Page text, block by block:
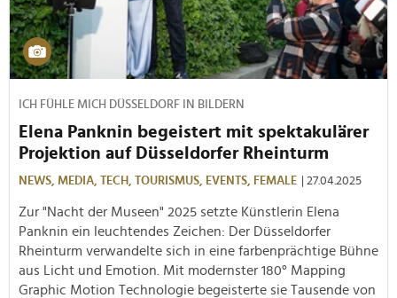
ICH FÜHLE MICH DÜSSELDORF IN BILDERN
Elena Panknin begeistert mit spektakulärer
Projektion auf Düsseldorfer Rheinturm
NEWS, MEDIA, TECH, TOURISMUS, EVENTS, FEMALE | 27.04.2025
Zur "Nacht der Museen" 2025 setzte Künstlerin Elena
Panknin ein leuchtendes Zeichen: Der Düsseldorfer
Rheinturm verwandelte sich in eine farbenprächtige Bühne
aus Licht und Emotion. Mit modernster 180° Mapping
Graphic Motion Technologie begeisterte sie Tausende von